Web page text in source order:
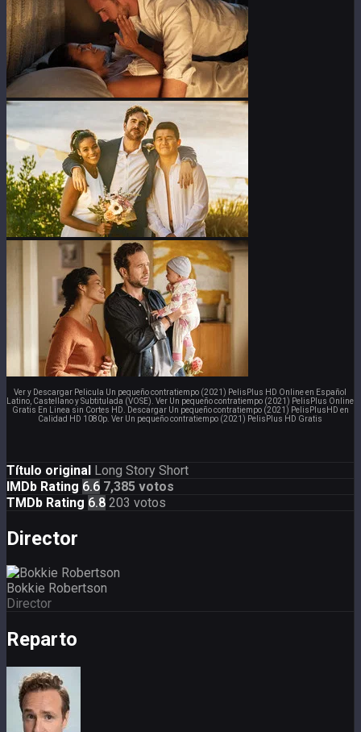
Ver y Descargar Pelicula Un pequeño contratiempo (2021) PelisPlus HD Online en Español
Latino, Castellano y Subtitulada (VOSE). Ver Un pequeño contratiempo (2021) PelisPlus Online
Gratis En Linea sin Cortes HD. Descargar Un pequeño contratiempo (2021) PelisPlusHD en
Calidad HD 1080p. Ver Un pequeño contratiempo (2021) PelisPlus HD Gratis
Título original Long Story Short
IMDb Rating 6.6 7,385 votos
TMDb Rating 6.8 203 votos
Director
Bokkie Robertson
Director
Reparto